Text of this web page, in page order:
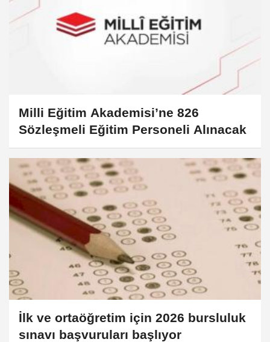
Milli Eğitim Akademisi’ne 826
Sözleşmeli Eğitim Personeli Alınacak
İlk ve ortaöğretim için 2026 bursluluk
sınavı başvuruları başlıyor